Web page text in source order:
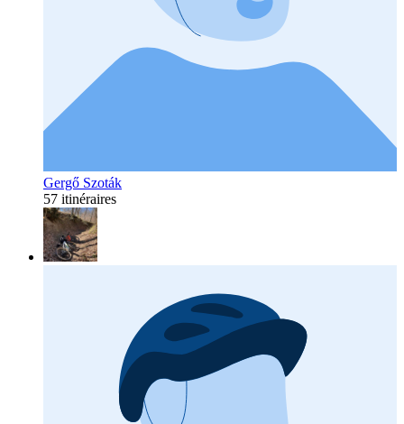
Gergő Szoták
57 itinéraires